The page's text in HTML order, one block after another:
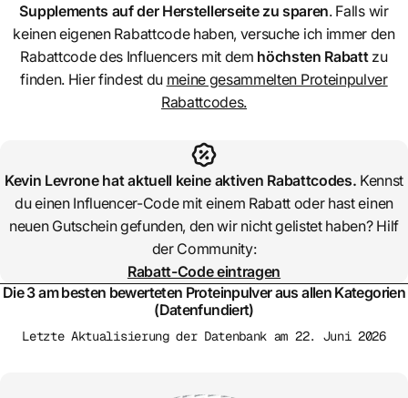
Supplements auf der Herstellerseite zu sparen. Falls wir
keinen eigenen Rabattcode haben, versuche ich immer den
Rabattcode des Influencers mit dem höchsten Rabattzu
finden. Hier findest du meine gesammelten Proteinpulver
Rabattcodes.
Kevin Levronehat aktuell keine aktiven Rabattcodes. Kennst
du einen Influencer-Code mit einem Rabatt oder hast einen
neuen Gutschein gefunden, den wir nicht gelistet haben? Hilf
der Community:
Rabatt-Code eintragen
Die 3 am besten bewerteten Proteinpulver aus allen Kategorien
(Datenfundiert)
Letzte Aktualisierung der Datenbank am 22. Juni 2026